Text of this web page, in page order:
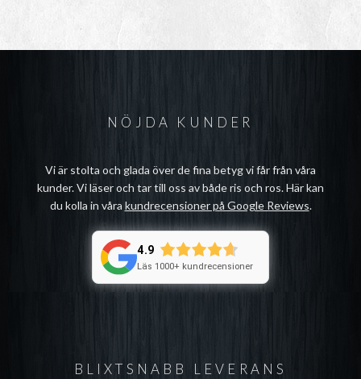
BLIXTSNABB LEVERANS
NÖJDA KUNDER
Vi är stolta och glada över de fina betyg vi får från våra
kunder. Vi läser och tar till oss av både ris och ros. Här kan
du kolla in våra kundrecensioner på Google Reviews.
4.9
Läs 1000+ kundrecensioner